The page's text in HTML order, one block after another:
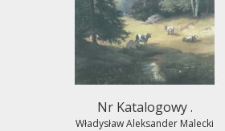
Nr Katalogowy .
Władysław Aleksander Malecki